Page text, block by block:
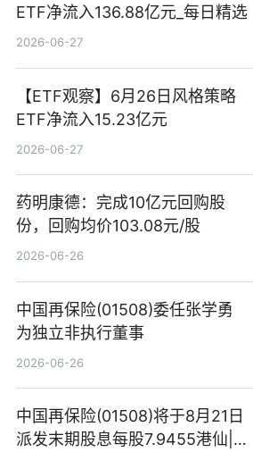
ETF净流入136.88亿元_每日精选
2026-06-27
【ETF观察】6月26日风格策略
ETF净流入15.23亿元
2026-06-27
药明康德：完成10亿元回购股
份，回购均价103.08元/股
2026-06-26
中国再保险(01508)委任张学勇
为独立非执行董事
2026-06-26
中国再保险(01508)将于8月21日
派发末期股息每股7.9455港仙|